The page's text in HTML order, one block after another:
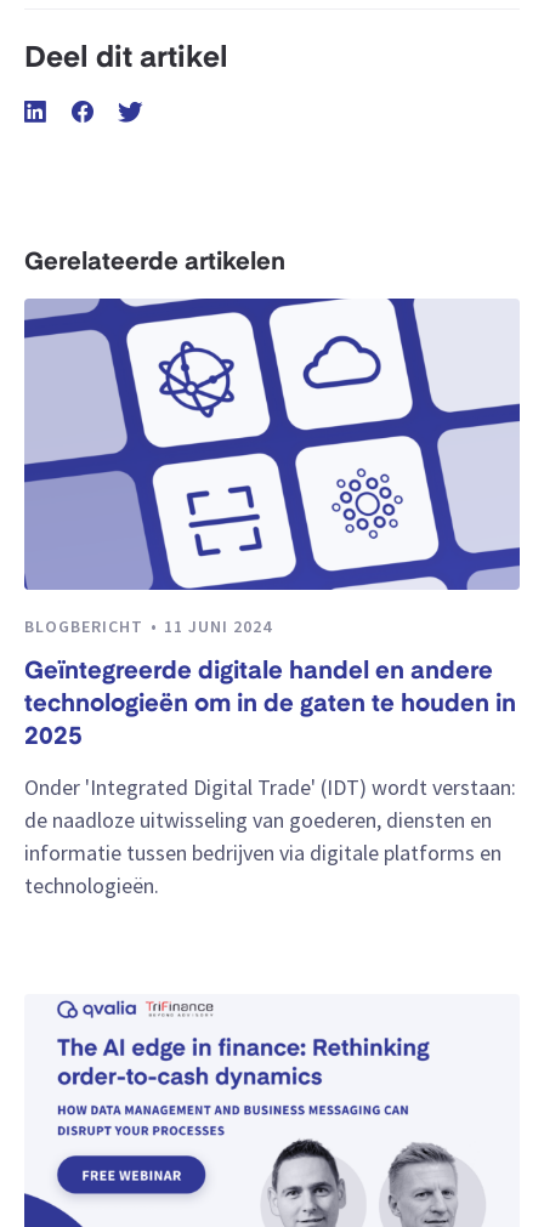
Deel dit artikel
Gerelateerde artikelen
BLOGBERICHT 11 JUNI 2024
Geïntegreerde digitale handel en andere
technologieën om in de gaten te houden in
2025
Onder 'Integrated Digital Trade' (IDT) wordt verstaan:
de naadloze uitwisseling van goederen, diensten en
informatie tussen bedrijven via digitale platforms en
technologieën.